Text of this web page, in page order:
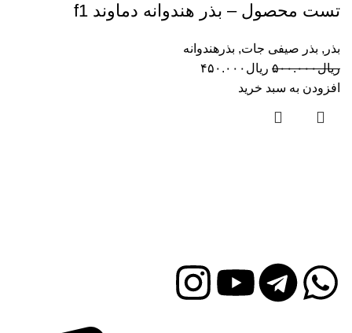
تست محصول – بذر هندوانه دماوند f1
بذر , بذر صیفی جات, بذرهندوانه
ریال۵۰۰.۰۰۰ ریال ۴۵۰.۰۰۰
افزودن به سبد خرید